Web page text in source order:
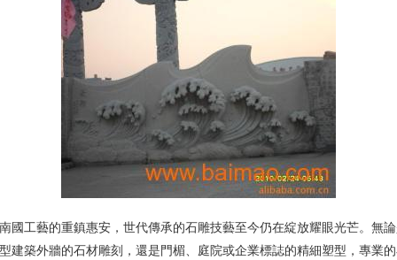
國工藝的重鎮惠安，世代傳承的石雕技藝至今仍在綻放耀眼光芒。無
建築外牆的石材雕刻，還是門楣、庭院或企業標誌的精細塑型，專業